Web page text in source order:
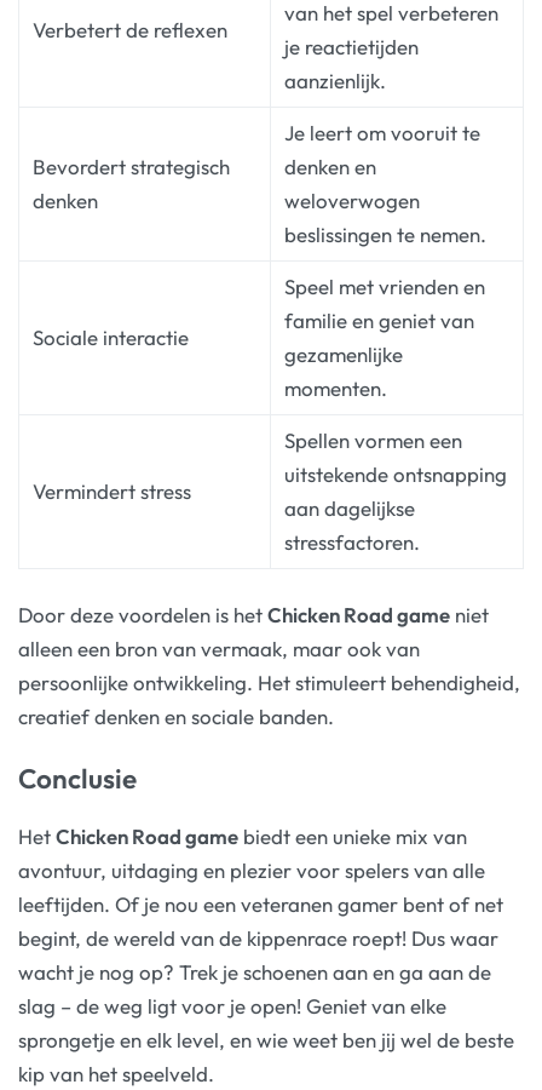
Verbetert de reflexen
van het spel verbeteren
je reactietijden
aanzienlijk.
Bevordert strategisch
denken
Je leert om vooruit te
denken en
weloverwogen
beslissingen te nemen.
Sociale interactie
Speel met vrienden en
familie en geniet van
gezamenlijke
momenten.
Vermindert stress
Spellen vormen een
uitstekende ontsnapping
aan dagelijkse
stressfactoren.
Door deze voordelen is hetChicken Road game niet
alleen een bron van vermaak, maar ook van
persoonlijke ontwikkeling. Het stimuleert behendigheid,
creatief denken en sociale banden.
Conclusie
HetChicken Road game biedt een unieke mix van
avontuur, uitdaging en plezier voor spelers van alle
leeftijden. Of je nou een veteranen gamer bent of net
begint, de wereld van de kippenrace roept! Dus waar
wacht je nog op? Trek je schoenen aan en ga aan de
slag – de weg ligt voor je open! Geniet van elke
sprongetje en elk level, en wie weet ben jij wel de beste
kip van het speelveld.